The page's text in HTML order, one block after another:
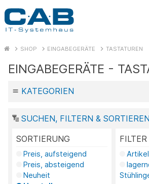
SHOP EINGABEGERÄTE TASTATUREN
EINGABEGERÄTE -
KATEGORIEN
SUCHEN, FILTERN & SORTIEREN
SORTIERUNG
Preis, aufsteigend
Preis, absteigend
Neuheit
FILTER